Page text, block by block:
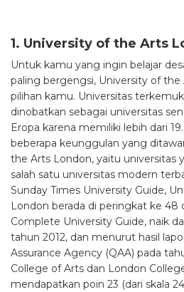
1. University of the Arts
Untuk kamu yang ingin belajar
paling bergengsi, University of the
pilihan kamu. Universitas
dinobatkan sebagai universitas
Eropa karena memiliki lebih dari
beberapa keunggulan yang
the Arts London, yaitu universitas
salah satu universitas modern
Sunday Times University Guide,
London berada di peringkat ke 48
Complete University Guide, naik
tahun 2012, dan menurut hasil
Assurance Agency (QAA) pada
College of Arts dan London
mendapatkan poin 23 (dari skala